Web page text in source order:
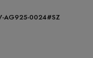
AG925-0024#SZ